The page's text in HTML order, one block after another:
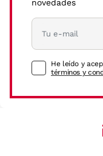
novedades
He leído y
términos y